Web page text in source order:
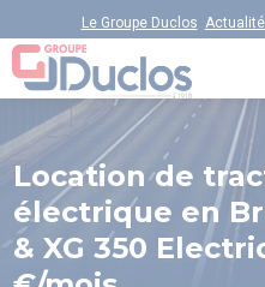
contenu
principal
Le Groupe Duclos
Location de
électrique en
& XG 350
VOTRE
PIÈCES